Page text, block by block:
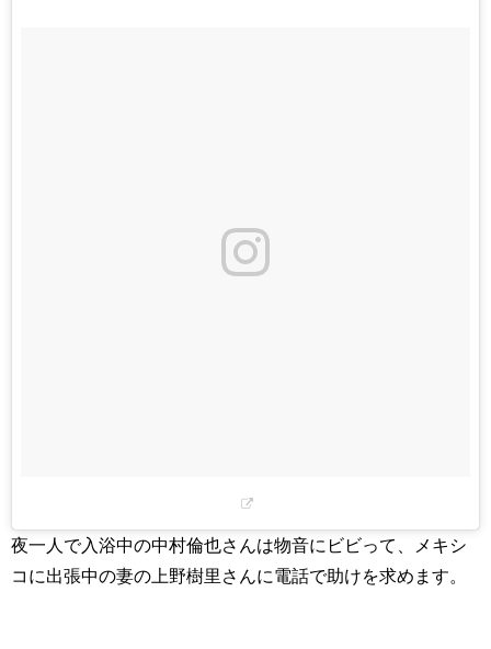
夜一人で入浴中の中村倫也さんは物音にビビって、メキシ
コに出張中の妻の上野樹里さんに電話で助けを求めます。